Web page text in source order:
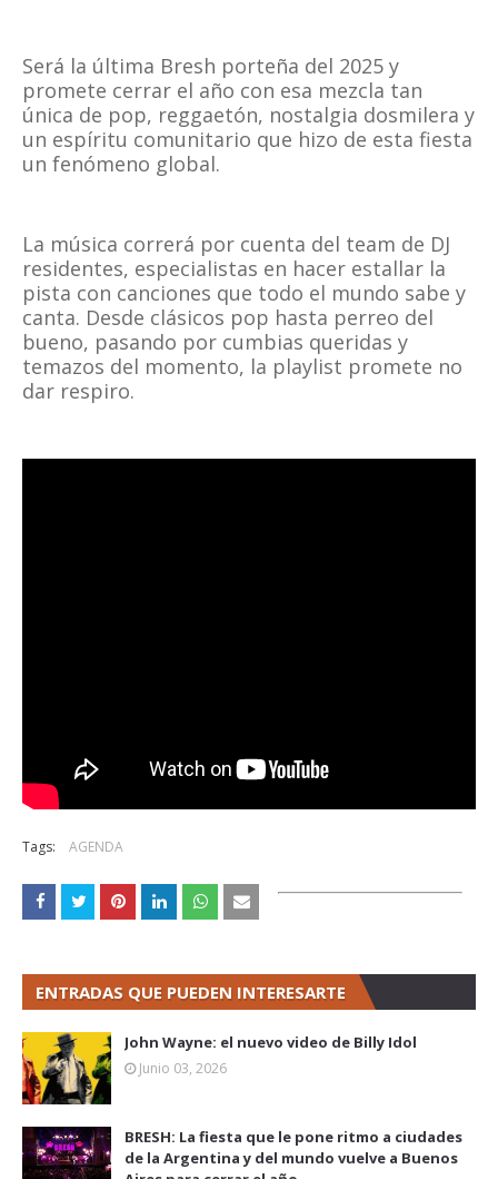
Será la última Bresh porteña del 2025 y
promete cerrar el año con esa mezcla tan
única de pop, reggaetón, nostalgia dosmilera y
un espíritu comunitario que hizo de esta fiesta
un fenómeno global.
La música correrá por cuenta del team de DJ
residentes, especialistas en hacer estallar la
pista con canciones que todo el mundo sabe y
canta. Desde clásicos pop hasta perreo del
bueno, pasando por cumbias queridas y
temazos del momento, la playlist promete no
dar respiro.
Tags: AGENDA
ENTRADAS QUE PUEDEN INTERESARTE
John Wayne: el nuevo video de Billy Idol
Junio 03, 2026
BRESH: La fiesta que le pone ritmo a ciudades
de la Argentina y del mundo vuelve a Buenos